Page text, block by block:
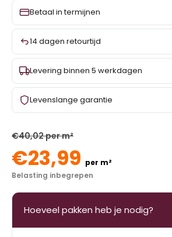
Betaal in termijnen
14 dagen retourtijd
Levering binnen 5 werkdagen
Levenslange garantie
€40,02 per m²
€23,99 per m²
Belasting inbegrepen
Hoeveel pakken heb je nodig?